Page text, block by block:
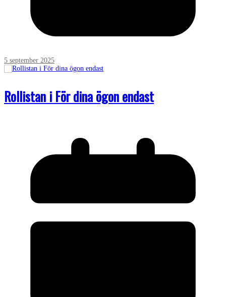
5 september 2025
Rollistan i För dina ögon endast